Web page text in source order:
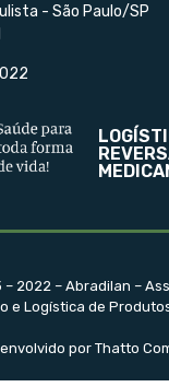
- São Paulo/SP
2022 – Abradilan –
e Logística de
por Thatto